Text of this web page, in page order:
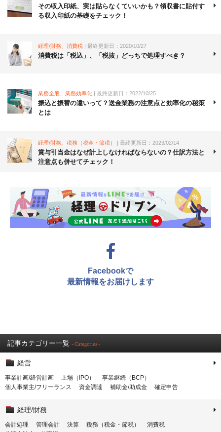
その収入印紙、実は貼らなくていいかも？領収書に貼付す
る収入印紙の基礎をチェック！
経理/財務、消費税 | 最終更新日：2020/10/27
消費税は「税込」、「税抜」どっちで処理すべき？
業務全般、業務効率化 | 最終更新日：2022/10/25
振込と振替の違いって？送金業務の注意点と効率化の秘策
とは
経理/財務、税務（税金・節税） | 最終更新日：2023/02/14
賞与引当金はなぜ計上しなければならないの？仕訳方法と
注意点も併せてチェック！
Facebookで
最新情報をお届けします
記事カテゴリー一覧 - Categories -
経営
事業計画/経営計画 上場（IPO）
事業継続（BCP）
個人事業主/フリーランス
資金調達 補助金/助成金 確定申告
経理/財務
会計処理 管理会計 決算 税務（税金・節税）
消費税